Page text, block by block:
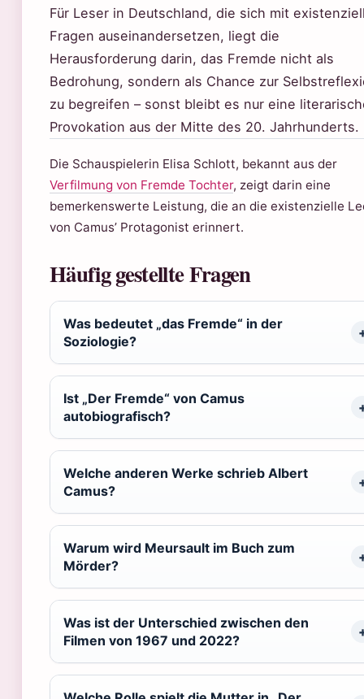
Für Leser in Deutschland, die sich mit
Fragen auseinandersetzen, liegt die
Herausforderung darin, das Fremde nicht als
Bedrohung, sondern als Chance zur
zu begreifen – sonst bleibt es nur eine
Provokation aus der Mitte des 20. Jahrhunderts.
Die Schauspielerin Elisa Schlott, bekannt aus der
Verfilmung von Fremde Tochter, zeigt darin eine
bemerkenswerte Leistung, die an die existenzielle
von Camus’ Protagonist erinnert.
Häufig gestellte Fragen
Was bedeutet „das Fremde“ in der
Soziologie?
Ist „Der Fremde“ von Camus
autobiografisch?
Welche anderen Werke schrieb Albert
Camus?
Warum wird Meursault im Buch zum
Mörder?
Was ist der Unterschied zwischen den
Filmen von 1967 und 2022?